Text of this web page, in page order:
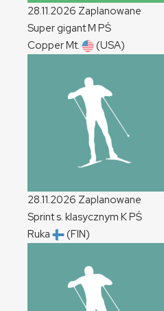
28.11.2026 Zaplanowane
Super gigantM PŚ
Copper Mt.
(USA)
28.11.2026 Zaplanowane
Sprint s. klasycznym KPŚ
Ruka
(FIN)